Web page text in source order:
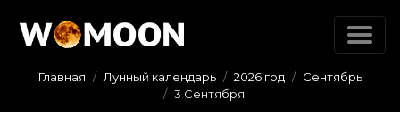
Главная Лунный календарь 2026 год
Сентябрь
3 Сентября